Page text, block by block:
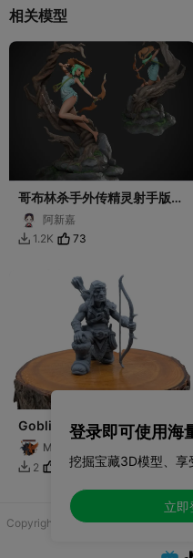
相关模型
哥布林杀手外传精灵射手版本
2
阿新嘉
 1.2K 73
Goblin Archer - MGM
Print-Ready Mini
Mike Gyver Minis
 2
Copyright © 2025 无锡控博科技有限
登录即可使用海
挖掘宝藏3D模型、享
立即